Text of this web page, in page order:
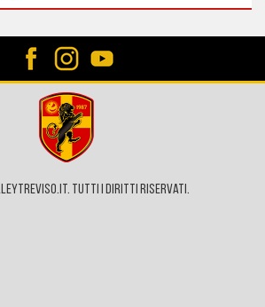
Tutti i diritti riservati.